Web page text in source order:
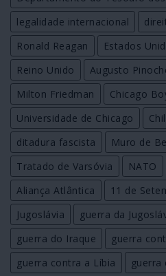
legalidade internacional
Ronald Reagan
Estados
Reino Unido
Augusto
Milton Friedman
Chicago
Universidade de Chicago
ditadura fascista
Muro de
Tratado de Varsóvia
NATO
Aliança Atlântica
11 de
Jugoslávia
guerra da
guerra do Iraque
guerra
guerra contra a Líbia
guerra